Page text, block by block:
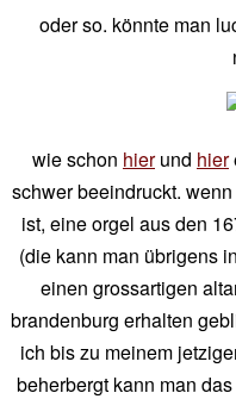
oder so. könnte man
wie schon hierund hier
schwer beeindruckt.
ist, eine orgel aus den
(die kann man übrigens
einen grossartigen
brandenburg erhalten
ich bis zu meinem
beherbergt kann man